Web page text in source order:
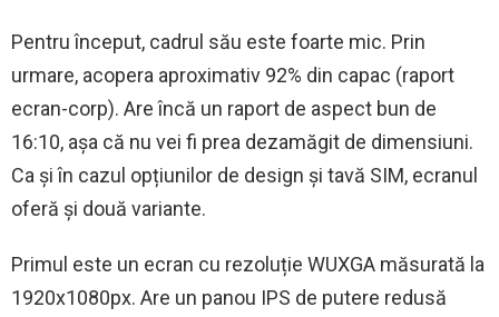
Pentru început, cadrul său este foarte mic. Prin
urmare, acopera aproximativ 92% din capac (raport
ecran-corp). Are încă un raport de aspect bun de
16:10, așa că nu vei fi prea dezamăgit de dimensiuni.
Ca și în cazul opțiunilor de design și tavă SIM, ecranul
oferă și două variante.
Primul este un ecran cu rezoluție WUXGA măsurată la
1920x1080px. Are un panou IPS de putere redusă